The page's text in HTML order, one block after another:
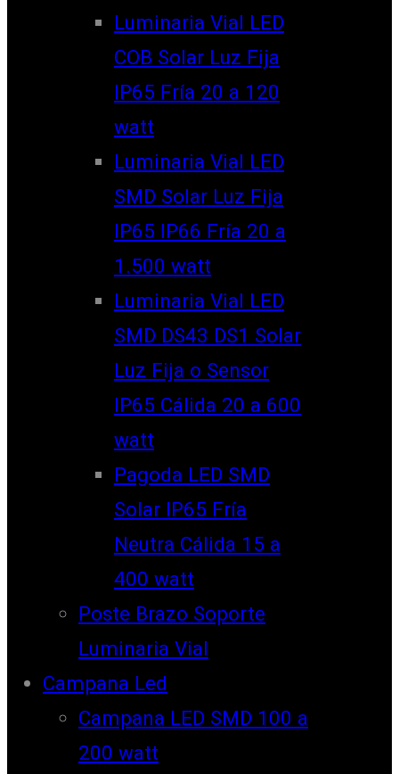
Luminaria Vial LED
COB Solar Luz Fija
IP65 Fría 20 a 120
watt
Luminaria Vial LED
SMD Solar Luz Fija
IP65 IP66 Fría 20 a
1.500 watt
Luminaria Vial LED
SMD DS43 DS1 Solar
Luz Fija o Sensor
IP65 Cálida 20 a 600
watt
Pagoda LED SMD
Solar IP65 Fría
Neutra Cálida 15 a
400 watt
Poste Brazo Soporte
Luminaria Vial
Campana Led
Campana LED SMD 100 a
200 watt